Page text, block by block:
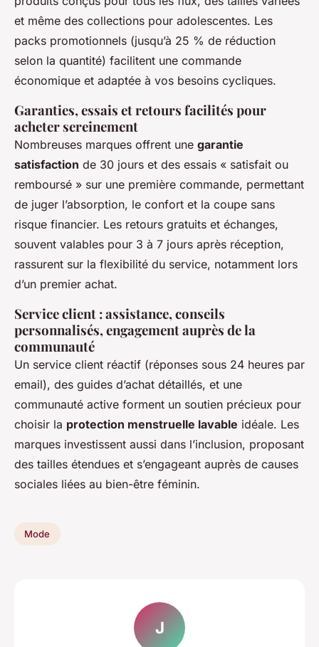
et même des collections pour adolescentes. Les
packs promotionnels (jusqu’à 25 % de réduction
selon la quantité) facilitent une commande
économique et adaptée à vos besoins cycliques.
Garanties, essais et retours facilités pour
acheter sereinement
Nombreuses marques offrent une garantie
satisfaction de 30 jours et des essais « satisfait ou
remboursé » sur une première commande, permettant
de juger l’absorption, le confort et la coupe sans
risque financier. Les retours gratuits et échanges,
souvent valables pour 3 à 7 jours après réception,
rassurent sur la flexibilité du service, notamment lors
d’un premier achat.
Service client : assistance, conseils
personnalisés, engagement auprès de la
communauté
Un service client réactif (réponses sous 24 heures par
email), des guides d’achat détaillés, et une
communauté active forment un soutien précieux pour
choisir la protection menstruelle lavable idéale. Les
marques investissent aussi dans l’inclusion, proposant
des tailles étendues et s’engageant auprès de causes
sociales liées au bien-être féminin.
Mode
J